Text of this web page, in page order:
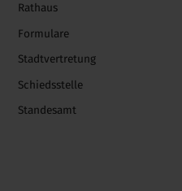
Rathaus
Formulare
Stadtvertretung
Schiedsstelle
Standesamt